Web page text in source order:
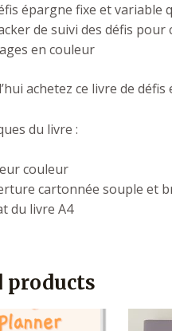
épargne fixe et variable
de suivi des défis
en couleur
achetez ce livre de défis
du livre :
couleur
cartonnée souple et
du livre A4
products